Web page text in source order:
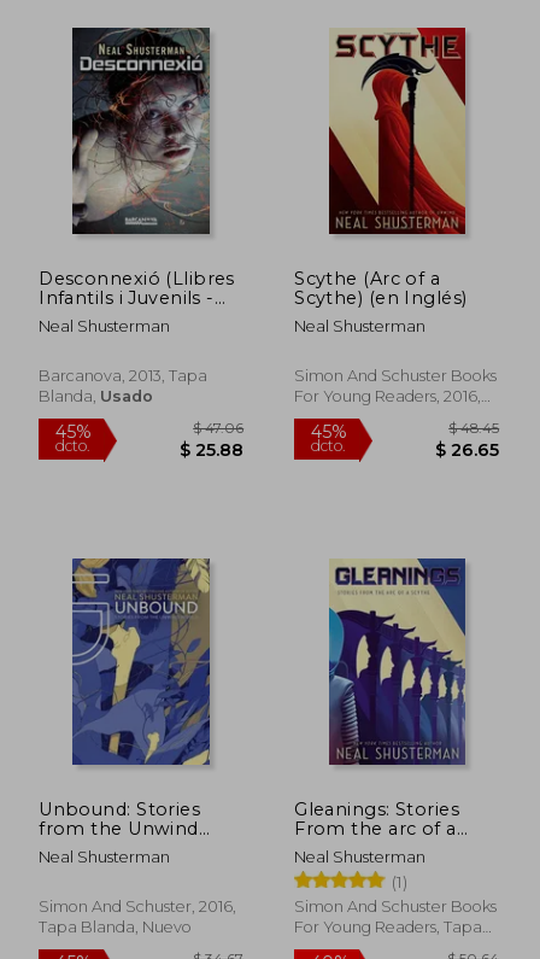
45%
dcto. $ 17.74
45%
dcto.
40%
dcto. $ 24.98
40%
dcto.
Desconnexió (Llibres
Infantils i Juvenils -
Diversos)
Neal Shusterman
Barcanova, 2013, Tapa
Blanda, Usado
Scythe (Arc of a
Scythe) (en Inglés)
Neal Shusterman
Simon And Schuster Books
For Young Readers, 2016,
Tapa Dura, Nuevo
Unbound: Stories
from the Unwind
World (Unwind
Dystology) (en Inglés)
Neal Shusterman
Simon And Schuster, 2016,
Tapa Blanda, Nuevo
Gleanings: Stories
From the arc of a
Scythe (en Inglés)
Neal Shusterman
(1)
Simon And Schuster Books
For Young Readers, Tapa
Dura, Nuevo